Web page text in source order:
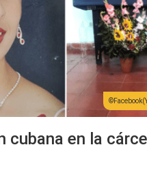
cubana en la